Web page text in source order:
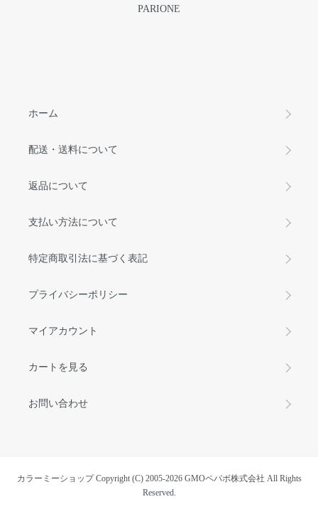
PARIONE
ホーム
配送・送料について
返品について
支払い方法について
特定商取引法に基づく表記
プライバシーポリシー
マイアカウント
カートを見る
お問い合わせ
カラーミーショップCopyright (C) 2005-2026 GMOペパボ株式会社 All Rights
Reserved.